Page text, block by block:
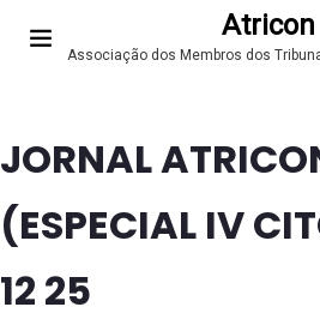
Atricon
Associação dos Membros dos
JORNAL
(ESPECIAL IV
12 25